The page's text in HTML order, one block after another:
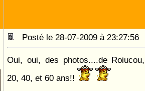
Posté le 28-07-2009 à
Oui, oui, des photos....de
20, 40, et 60 ans!!